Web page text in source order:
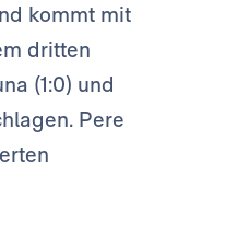
kommt mit
dritten
(1:0) und
Pere